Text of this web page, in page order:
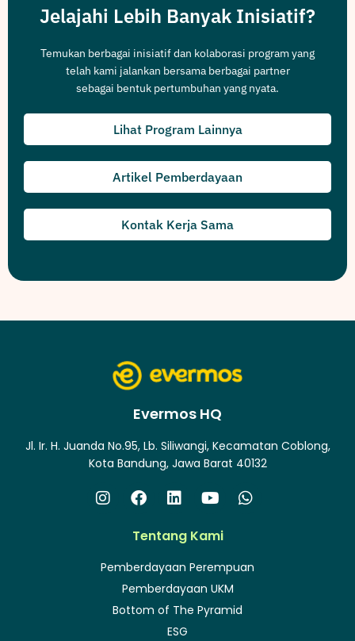
Jelajahi Lebih Banyak Inisiatif?
Temukan berbagai inisiatif dan kolaborasi program yang
telah kami jalankan bersama berbagai partner
sebagai bentuk pertumbuhan yang nyata.
Lihat Program Lainnya
Artikel Pemberdayaan
Kontak Kerja Sama
Evermos HQ
Jl. Ir. H. Juanda No.95, Lb. Siliwangi, Kecamatan Coblong,
Kota Bandung, Jawa Barat 40132
Tentang Kami
Pemberdayaan Perempuan
Pemberdayaan UKM
Bottom of The Pyramid
ESG